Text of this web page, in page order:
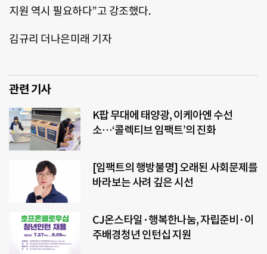
지원 역시 필요하다”고 강조했다.
김규리 더나은미래 기자
관련 기사
K팝 무대에 태양광, 이케아엔 수선
소…‘콜렉티브 임팩트’의 진화
[임팩트의 행방불명] 오래된 사회문제를
바라보는 사려 깊은 시선
CJ온스타일·행복한나눔, 자립준비·이
주배경청년 인턴십 지원